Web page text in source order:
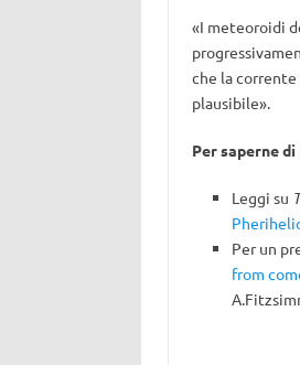
«I meteoroidi
che la corrente
plausibile».
Per saperne di
Leggi su
Per un
from